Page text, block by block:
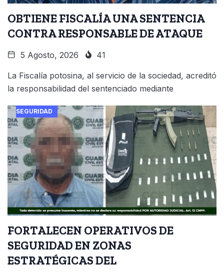
OBTIENE FISCALÍA UNA SENTENCIA
CONTRA RESPONSABLE DE ATAQUE
5 Agosto, 2026 41
La Fiscalía potosina, al servicio de la sociedad, acreditó
la responsabilidad del sentenciado mediante
SEGURIDAD
FORTALECEN OPERATIVOS DE
SEGURIDAD EN ZONAS
ESTRATÉGICAS DEL